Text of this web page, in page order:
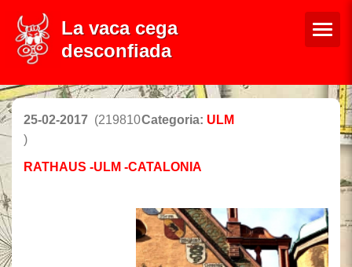
La vaca cega
desconfiada
25-02-2017 (219810
)
Categoria: ULM
RATHAUS -ULM -CATALONIA